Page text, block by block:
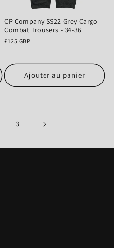
CP Company SS22 Grey Cargo
Combat Trousers - 34-36
Prix
£125 GBP
Ajouter au panier
3